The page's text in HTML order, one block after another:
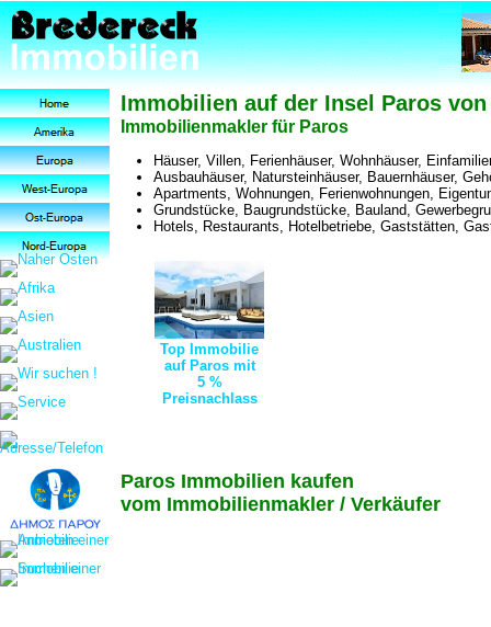
Immobilien auf der Insel Paros
Immobilienmakler für Paros
Häuser, Villen, Ferienhäuser, Wohnhäuser,
Ausbauhäuser, Natursteinhäuser, Bauernhäuser,
Apartments, Wohnungen, Ferienwohnungen,
Grundstücke, Baugrundstücke, Bauland,
Hotels, Restaurants, Hotelbetriebe, Gaststätten,
Top Immobilie
auf Paros mit
5 %
Preisnachlass
Paros Immobilien kaufen
vom Immobilienmakler / Verkäufer